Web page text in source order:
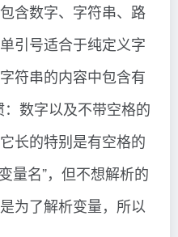
含数字、字符串、路
引号适合于纯定义字
符串的内容中包含有
数字以及不带空格的
长的特别是有空格的
量名”，但不想解析的
为了解析变量，所以